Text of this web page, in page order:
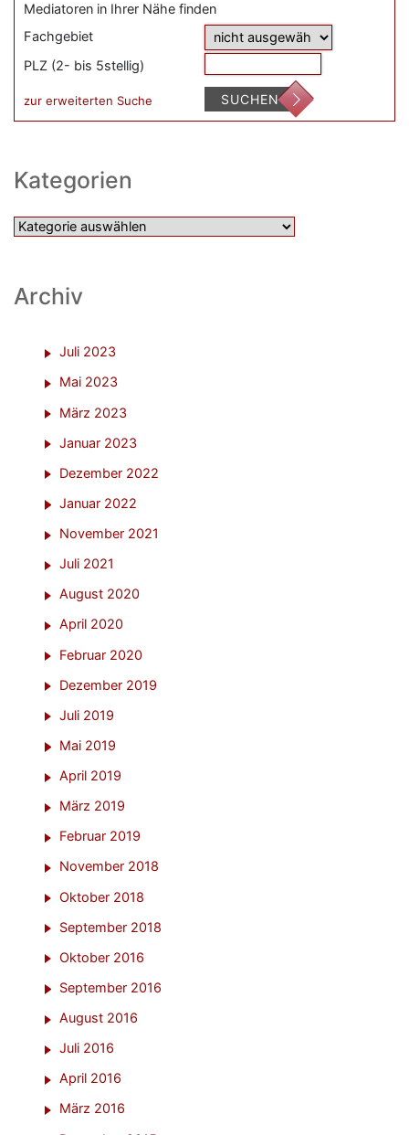
Mediatoren in Ihrer Nähe finden
Fachgebiet
PLZ (2- bis 5stellig)
zur erweiterten Suche SUCHEN
Kategorien
Kategorien
Archiv
Juli 2023
Mai 2023
März 2023
Januar 2023
Dezember 2022
Januar 2022
November 2021
Juli 2021
August 2020
April 2020
Februar 2020
Dezember 2019
Juli 2019
Mai 2019
April 2019
März 2019
Februar 2019
November 2018
Oktober 2018
September 2018
Oktober 2016
September 2016
August 2016
Juli 2016
April 2016
März 2016